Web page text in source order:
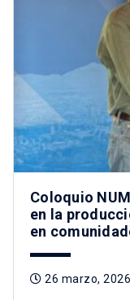
Coloquio
en la
en
26 marzo, 2026